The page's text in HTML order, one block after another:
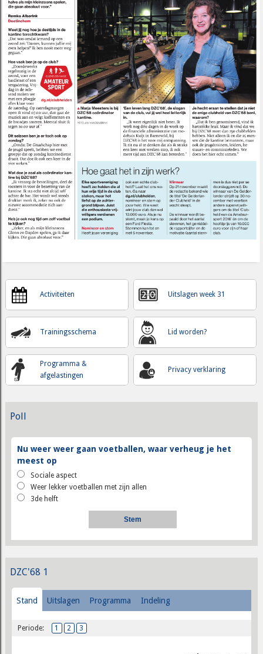
Activiteiten
Trainingsschema
Programma &
afgelastingen
Uitslagen week 31
Lid worden?
Privacy verklaring
Poll
Nu weer weer gaan voetballen, waar verheug je het
meest op
Sociale aspect
Weer lekker voetballen met zijn allen
3de helft
DZC'68 1
Stand Uitslagen Programma Indeling
Periode: 1 2 3